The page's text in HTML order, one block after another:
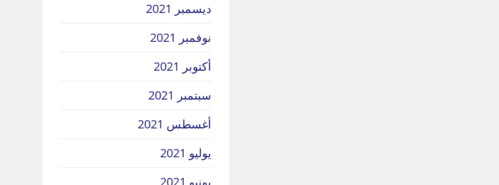
ديسمبر 2021
نوفمبر 2021
أكتوبر 2021
سبتمبر 2021
أغسطس 2021
يوليو 2021
يونيو 2021